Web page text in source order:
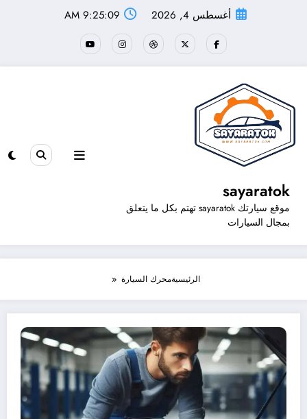
أغسطس 4, 2026 9:25:10 AM
sayaratok
موقع سيارتك sayaratok تهتم بكل ما يتعلق
بمجال السيارات
الرئيسيةمحرك السيارة